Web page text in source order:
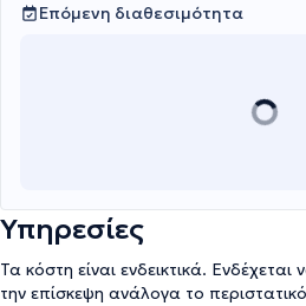
Επόμενη διαθεσιμότητα
Υπηρεσίες
Τα κόστη είναι ενδεικτικά.
την επίσκεψη ανάλογα το